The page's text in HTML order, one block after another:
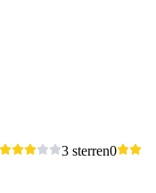
3 sterren0